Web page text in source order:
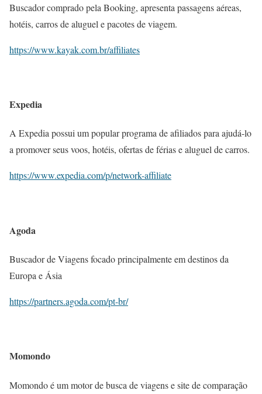
Buscador comprado pela Booking, apresenta passagens aéreas,
hotéis, carros de aluguel e pacotes de viagem.
https://www.kayak.com.br/affiliates
Expedia
A Expedia possui um popular programa de afiliados para ajudá-lo
a promover seus voos, hotéis, ofertas de férias e aluguel de carros.
https://www.expedia.com/p/network-affiliate
Agoda
Buscador de Viagens focado principalmente em destinos da
Europa e Ásia
https://partners.agoda.com/pt-br/
Momondo
Momondo é um motor de busca de viagens e site de comparação